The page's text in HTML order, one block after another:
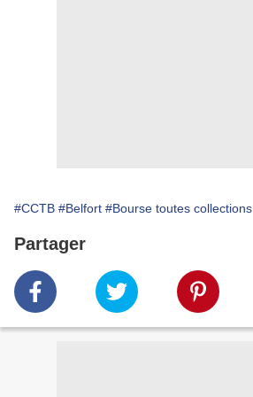
#CCTB #Belfort #Bourse toutes collections
Partager